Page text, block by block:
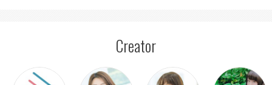
Creator